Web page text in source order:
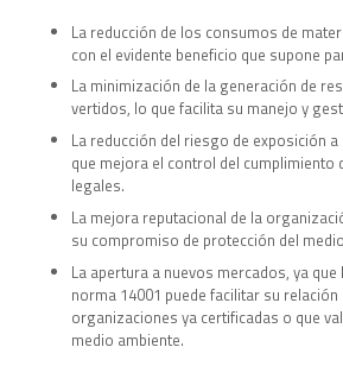
La reducción de los consumos de
con el evidente beneficio que supone
La minimización de la generación de
vertidos, lo que facilita su manejo y
La reducción del riesgo de exposición
que mejora el control del cumplimiento
legales.
La mejora reputacional de la
su compromiso de protección del
La apertura a nuevos mercados, ya
norma 14001 puede facilitar su
organizaciones ya certificadas o que
medio ambiente.